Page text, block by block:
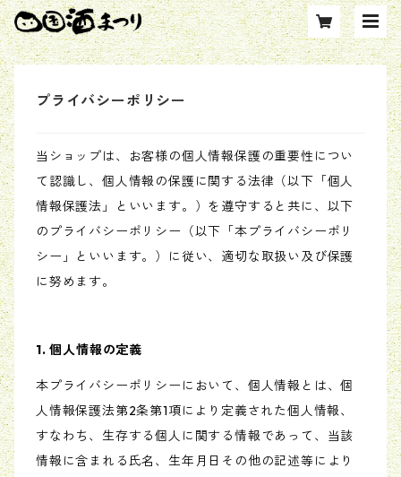
プライバシーポリシー
当ショップは、お客様の個人情報保護の重要性につい
て認識し、個人情報の保護に関する法律（以下「個人
情報保護法」といいます。）を遵守すると共に、以下
のプライバシーポリシー（以下「本プライバシーポリ
シー」といいます。）に従い、適切な取扱い及び保護
に努めます。
1. 個人情報の定義
本プライバシーポリシーにおいて、個人情報とは、個
人情報保護法第2条第1項により定義された個人情報、
すなわち、生存する個人に関する情報であって、当該
情報に含まれる氏名、生年月日その他の記述等により